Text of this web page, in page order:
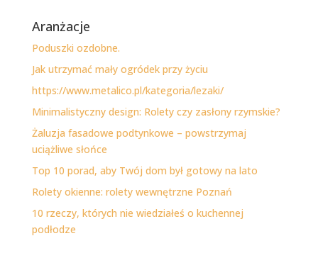
Aranżacje
Poduszki ozdobne.
Jak utrzymać mały ogródek przy życiu
https://www.metalico.pl/kategoria/lezaki/
Minimalistyczny design: Rolety czy zasłony rzymskie?
Żaluzja fasadowe podtynkowe – powstrzymaj
uciążliwe słońce
Top 10 porad, aby Twój dom był gotowy na lato
Rolety okienne: rolety wewnętrzne Poznań
10 rzeczy, których nie wiedziałeś o kuchennej
podłodze